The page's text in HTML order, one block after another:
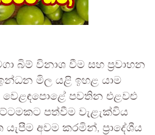
බිම් විනාශ වීම සහ ප්‍රවාහන
මිල යළි ඉහළ යාම
වෙළඳපොළේ පවතින එළවළු
පත්වීම වැළැක්විය
අවම කරමින්, ප්‍රාදේශීය